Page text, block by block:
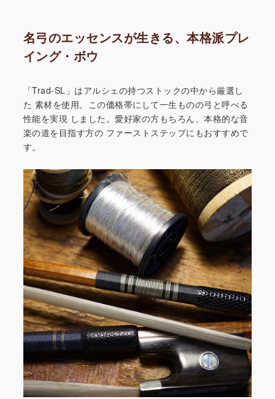
名弓のエッセンスが生きる、本格派プレ
イング・ボウ
「Trad-SL」はアルシェの持つストックの中から厳選し
た 素材を使用。この価格帯にして一生ものの弓と呼べる
性能を実現 しました。愛好家の方もちろん、本格的な音
楽の道を目指す方の ファーストステップにもおすすめで
す。